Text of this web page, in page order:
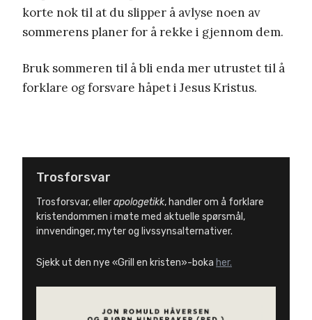
korte nok til at du slipper å avlyse noen av
sommerens planer for å rekke i gjennom dem.
Bruk sommeren til å bli enda mer utrustet til å
forklare og forsvare håpet i Jesus Kristus.
Trosforsvar
Trosforsvar, ellerapologetikk, handler om å forklare
kristendommen i møte med aktuelle spørsmål,
innvendinger, myter og livssynsalternativer.
Sjekk ut den nye «Grill en kristen»-boka her.